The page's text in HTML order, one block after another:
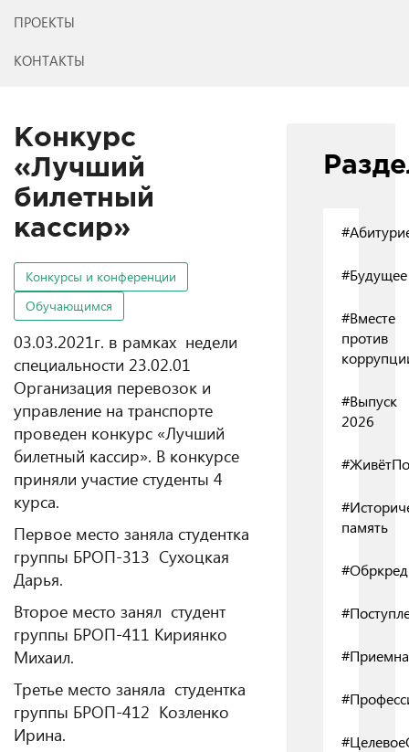
ПРОЕКТЫ
КОНТАКТЫ
Конкурс
«Лучший
билетный
кассир»
Конкурсы и конференции
Обучающимся
03.03.2021г. в рамках недели
специальности 23.02.01
Организация перевозок и
управление на транспорте
проведен конкурс «Лучший
билетный кассир». В конкурсе
приняли участие студенты 4
курса.
Первое место заняла студентка
группы БРОП-313 Сухоцкая
Дарья.
Второе место занял студент
группы БРОП-411 Кириянко
Михаил.
Третье место заняла студентка
группы БРОП-412 Козленко
Ирина.
#Будущее
#Вместе
против
#Выпуск
2026
память